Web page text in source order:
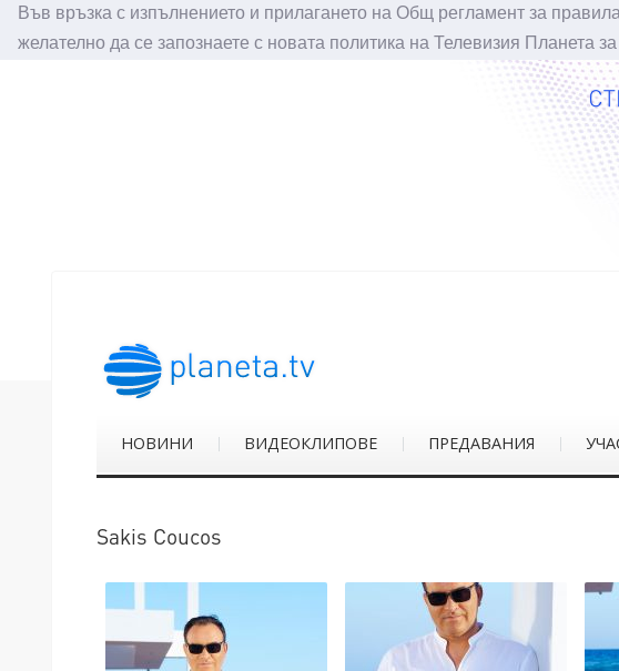
Във връзка с изпълнението и прилагането на Общ регламент за
желателно да се запознаете с новата политика на Телевизия Планета
НОВИНИ ВИДЕОКЛИПОВЕ ПРЕДАВАНИЯ
Sakis Coucos